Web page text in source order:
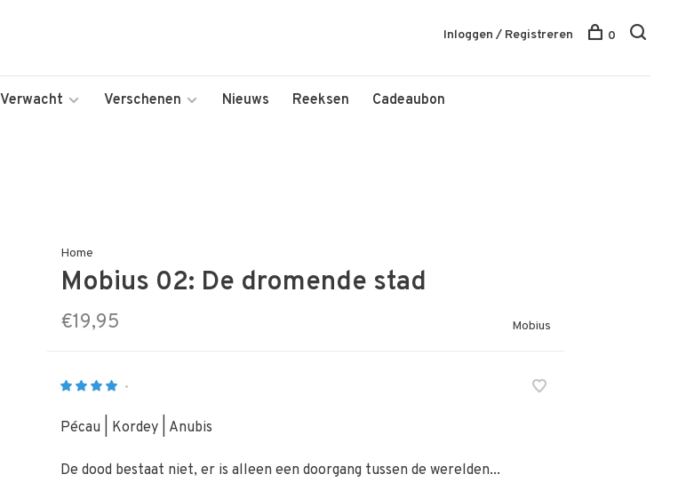
Verwacht Verschenen Nieuws Reeksen Cadeaubon
Inloggen / Registreren 0
Home
Mobius 02: De dromende stad
€19,95 Mobius
•
Pécau | Kordey | Anubis
De dood bestaat niet, er is alleen een doorgang tussen de werelden...